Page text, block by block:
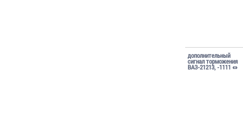
дополнительный
сигнал торможения
ВАЗ-21213, -1111 «»